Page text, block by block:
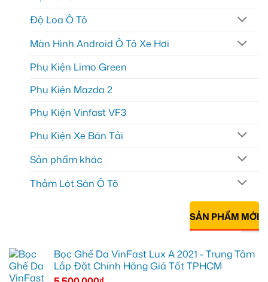
Độ Loa Ô Tô
Màn Hình Android Ô Tô Xe Hơi
Phụ Kiện Limo Green
Phụ Kiện Mazda 2
Phụ Kiện Vinfast VF3
Phụ Kiện Xe Bán Tải
Sản phẩm khác
Thảm Lót Sàn Ô Tô
SẢN PHẨM MỚI
Bọc Ghế Da VinFast Lux A 2021 - Trung Tâm
Lắp Đặt Chính Hãng Giá Tốt TPHCM